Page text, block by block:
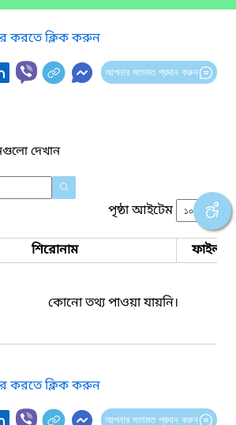
করতে ক্লিক করুন
আপনার মতামত প্রদান করুন
দেখান
পৃষ্ঠা আইটেম
শিরোনাম ফাইল
কোনো তথ্য পাওয়া যায়নি।
করতে ক্লিক করুন
আপনার মতামত প্রদান করুন